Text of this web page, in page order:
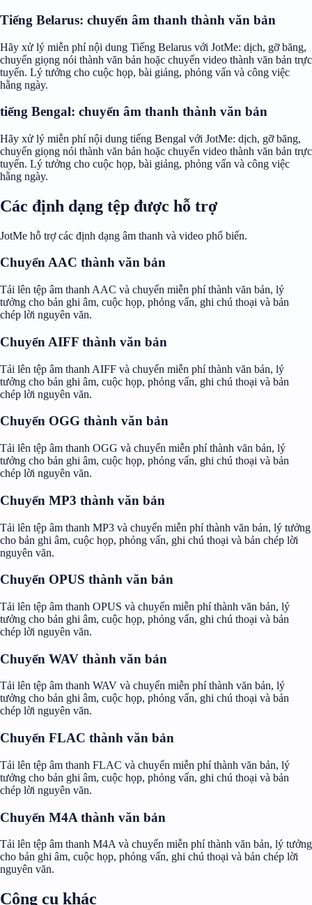
Tiếng Belarus: chuyển âm thanh thành văn bản
Hãy xử lý miễn phí nội dung Tiếng Belarus với JotMe: dịch, gỡ băng,
chuyển giọng nói thành văn bản hoặc chuyển video thành văn bản trực
tuyến. Lý tưởng cho cuộc họp, bài giảng, phỏng vấn và công việc
hằng ngày.
tiếng Bengal: chuyển âm thanh thành văn bản
Hãy xử lý miễn phí nội dung tiếng Bengal với JotMe: dịch, gỡ băng,
chuyển giọng nói thành văn bản hoặc chuyển video thành văn bản trực
tuyến. Lý tưởng cho cuộc họp, bài giảng, phỏng vấn và công việc
hằng ngày.
Các định dạng tệp được hỗ trợ
JotMe hỗ trợ các định dạng âm thanh và video phổ biến.
Chuyển AAC thành văn bản
Tải lên tệp âm thanh AAC và chuyển miễn phí thành văn bản, lý
tưởng cho bản ghi âm, cuộc họp, phỏng vấn, ghi chú thoại và bản
chép lời nguyên văn.
Chuyển AIFF thành văn bản
Tải lên tệp âm thanh AIFF và chuyển miễn phí thành văn bản, lý
tưởng cho bản ghi âm, cuộc họp, phỏng vấn, ghi chú thoại và bản
chép lời nguyên văn.
Chuyển OGG thành văn bản
Tải lên tệp âm thanh OGG và chuyển miễn phí thành văn bản, lý
tưởng cho bản ghi âm, cuộc họp, phỏng vấn, ghi chú thoại và bản
chép lời nguyên văn.
Chuyển MP3 thành văn bản
Tải lên tệp âm thanh MP3 và chuyển miễn phí thành văn bản, lý tưởng
cho bản ghi âm, cuộc họp, phỏng vấn, ghi chú thoại và bản chép lời
nguyên văn.
Chuyển OPUS thành văn bản
Tải lên tệp âm thanh OPUS và chuyển miễn phí thành văn bản, lý
tưởng cho bản ghi âm, cuộc họp, phỏng vấn, ghi chú thoại và bản
chép lời nguyên văn.
Chuyển WAV thành văn bản
Tải lên tệp âm thanh WAV và chuyển miễn phí thành văn bản, lý
tưởng cho bản ghi âm, cuộc họp, phỏng vấn, ghi chú thoại và bản
chép lời nguyên văn.
Chuyển FLAC thành văn bản
Tải lên tệp âm thanh FLAC và chuyển miễn phí thành văn bản, lý
tưởng cho bản ghi âm, cuộc họp, phỏng vấn, ghi chú thoại và bản
chép lời nguyên văn.
Chuyển M4A thành văn bản
Tải lên tệp âm thanh M4A và chuyển miễn phí thành văn bản, lý tưởng
cho bản ghi âm, cuộc họp, phỏng vấn, ghi chú thoại và bản chép lời
nguyên văn.
Công cụ khác